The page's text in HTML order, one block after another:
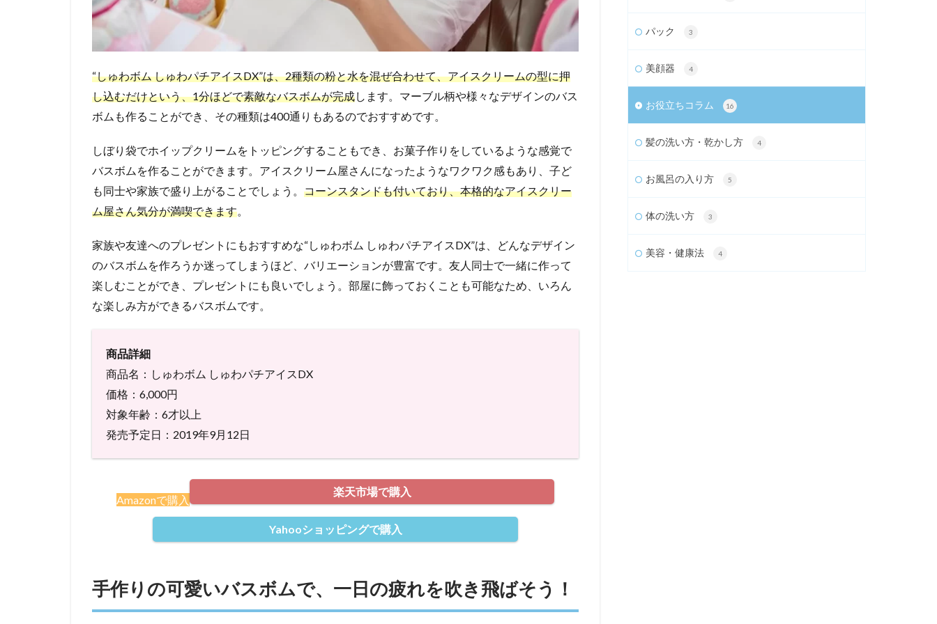
“しゅわボム しゅわパチアイスDX”は、2種類の粉と水を混ぜ合わせて、アイスクリームの型に押
し込むだけという、1分ほどで素敵なバスボムが完成します。マーブル柄や様々なデザインのバス
ボムも作ることができ、その種類は400通りもあるのでおすすめです。
しぼり袋でホイップクリームをトッピングすることもでき、お菓子作りをしているような感覚で
バスボムを作ることができます。アイスクリーム屋さんになったようなワクワク感もあり、子ど
も同士や家族で盛り上がることでしょう。 コーンスタンドも付いており、本格的なアイスクリー
ム屋さん気分が満喫できます。
家族や友達へのプレゼントにもおすすめな“しゅわボム しゅわパチアイスDX”は、どんなデザイン
のバスボムを作ろうか迷ってしまうほど、バリエーションが豊富です。友人同士で一緒に作って
楽しむことができ、プレゼントにも良いでしょう。部屋に飾っておくことも可能なため、いろん
な楽しみ方ができるバスボムです。
商品詳細
商品名：しゅわボム しゅわパチアイスDX
価格：6,000円
対象年齢：6才以上
発売予定日：2019年9月12日
Amazonで購入
楽天市場で購入
Yahooショッピングで購入
手作りの可愛いバスボムで、一日の疲れを吹き飛ばそう！
パック 3
美顔器 4
お役立ちコラム 16
髪の洗い方・乾かし方 4
お風呂の入り方 5
体の洗い方 3
美容・健康法 4